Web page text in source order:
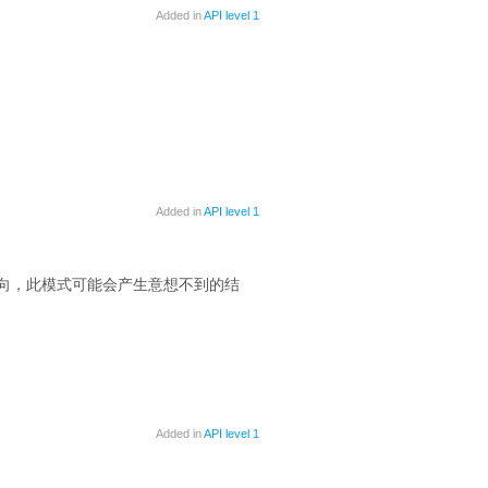
Added inAPI level 1
Added inAPI level 1
，此模式可能会产生意想不到的结
Added inAPI level 1